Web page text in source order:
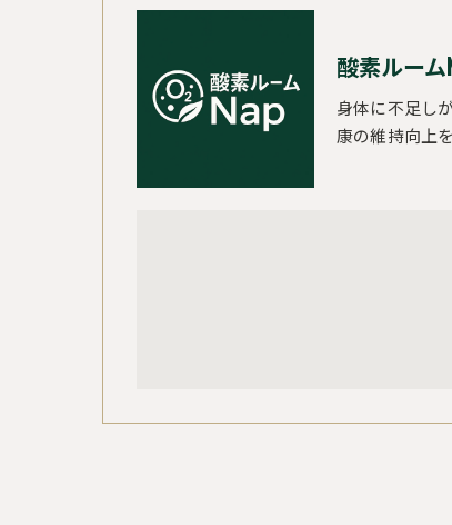
酸素ルーム
身体に不足し
康の維持向上